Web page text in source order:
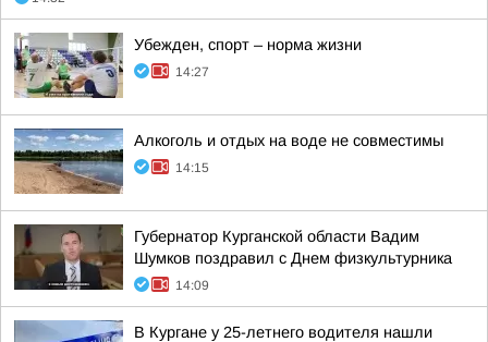
Убежден, спорт – норма жизни
14:27
Алкоголь и отдых на воде не совместимы
14:15
Губернатор Курганской области Вадим
Шумков поздравил с Днем физкультурника
14:09
В Кургане у 25-летнего водителя нашли